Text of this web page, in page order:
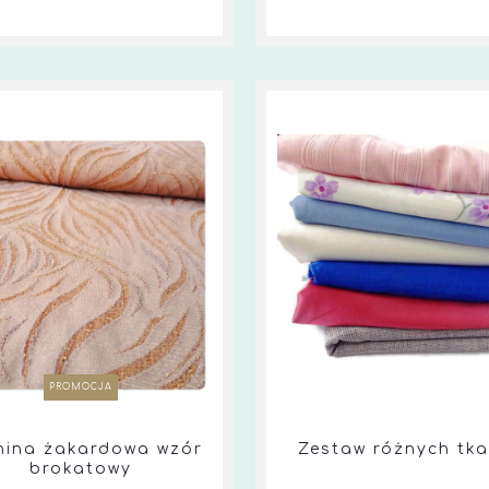
żakardowa wzór
brokatowy
PROMOCJA
Zestaw różnych